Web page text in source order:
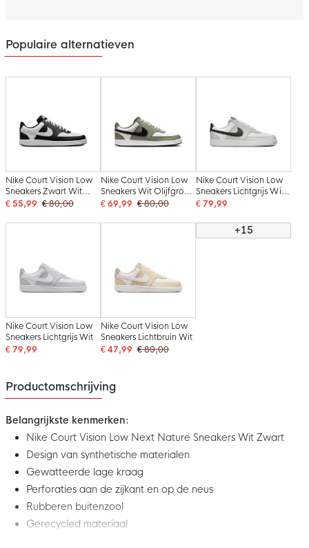
Populaire alternatieven
Nike Court Vision Low
Sneakers Zwart Wit
Zwart
€ 55,99 € 80,00
Nike Court Vision Low
Sneakers Wit Olijfgroen
Zwart
€ 69,99 € 80,00
Nike Court Vision Low
Sneakers Lichtgrijs Wit
Zwart
€ 79,99
Nike Court Vision Low
Sneakers Lichtgrijs Wit
€ 79,99
Nike Court Vision Low
Sneakers Lichtbruin Wit
€ 47,99 € 80,00
+15
Productomschrijving
Belangrijkste kenmerken:
Nike Court Vision Low Next Nature Sneakers Wit Zwart
Design van synthetische materialen
Gewatteerde lage kraag
Perforaties aan de zijkant en op de neus
Rubberen buitenzool
Gerecycled materiaal